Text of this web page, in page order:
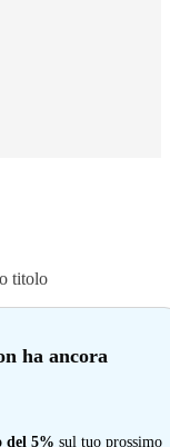
titolo
ha ancora
del 5% sul tuo prossimo